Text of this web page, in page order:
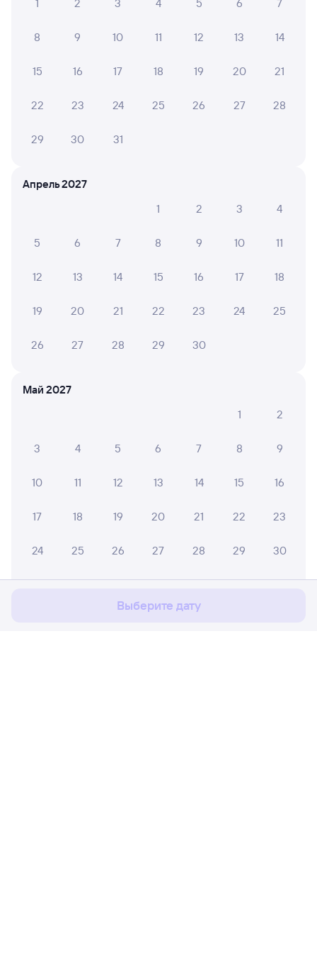
Мы используем cookies для более удобной работы
1
2 3 4 5 6 7
8 9 10 11 12 13 14
15 16 17 18 19 20 21
22 23 24 25 26 27 28
29 30 31
Апрель 2027
1
2 3 4
5 6 7 8 9 10 11
12 13 14 15 16 17 18
19 20 21 22 23 24 25
26 27 28 29 30
Май 2027
1
2
3 4 5 6 7 8 9
10 11 12 13 14 15 16
17 18 19 20 21 22 23
24 25 26 27 28 29 30
Выберите дату